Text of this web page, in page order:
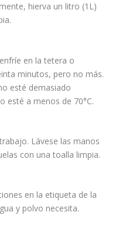
hierva un litro (1L)
en la tetera o
minutos, pero no más.
esté demasiado
esté a menos de 70°C.
Lávese las manos
con una toalla limpia.
en la etiqueta de la
y polvo necesita.